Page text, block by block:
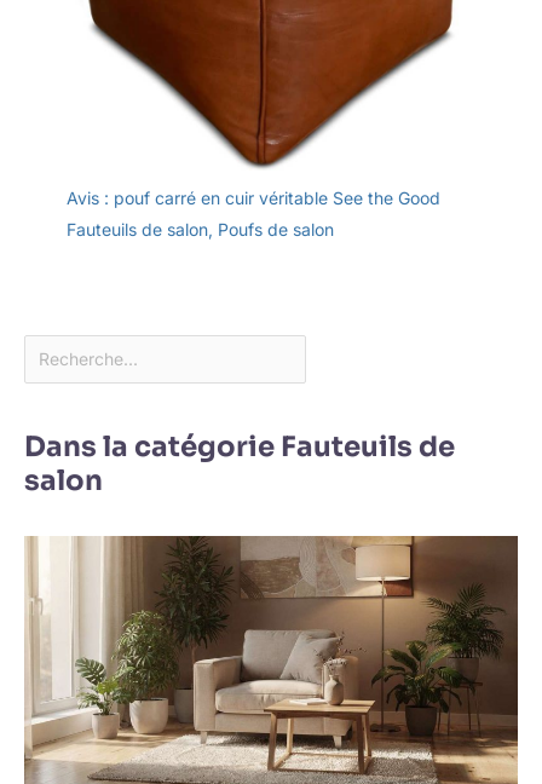
Avis : pouf carré en cuir véritable See the Good
Fauteuils de salon, Poufs de salon
Dans la catégorie Fauteuils de
salon